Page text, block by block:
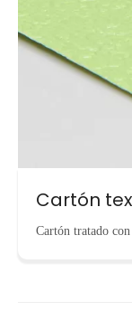
Cartón
Cartón tratado